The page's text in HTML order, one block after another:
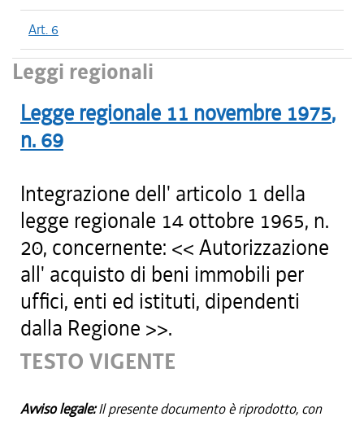
Art. 6
Leggi regionali
Legge regionale 11 novembre 1975,
n. 69
Integrazione dell' articolo 1 della
legge regionale 14 ottobre 1965, n.
20, concernente: << Autorizzazione
all' acquisto di beni immobili per
uffici, enti ed istituti, dipendenti
dalla Regione >>.
TESTO VIGENTE
Avviso legale:Il presente documento è riprodotto, con